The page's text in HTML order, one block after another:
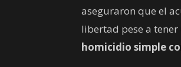
aseguraron que el
libertad pese a
homicidio simple